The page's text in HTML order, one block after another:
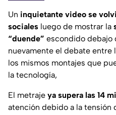
Un inquietante video se
sociales luego de mostrar la
“duende” escondido debajo
nuevamente el debate entre
los mismos montajes que
la tecnología,
El metraje ya supera las 14
atención debido a la tensión